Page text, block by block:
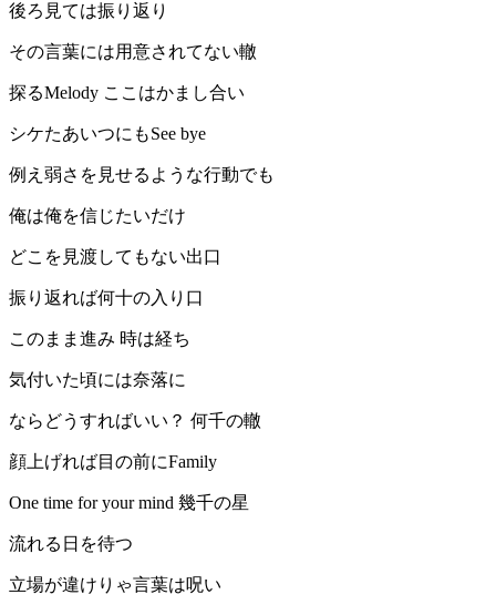
後ろ見ては振り返り
その言葉には用意されてない轍
探るMelody ここはかまし合い
シケたあいつにもSee bye
例え弱さを見せるような行動でも
俺は俺を信じたいだけ
どこを見渡してもない出口
振り返れば何十の入り口
このまま進み 時は経ち
気付いた頃には奈落に
ならどうすればいい？ 何千の轍
顔上げれば目の前にFamily
One time for your mind 幾千の星
流れる日を待つ
立場が違けりゃ言葉は呪い